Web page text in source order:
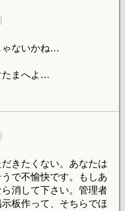
ゃないかね…
たまへよ…
きたくない。あなたは
で不愉快です。もしあ
消して下さい。管理者
板作って、そちらでほ